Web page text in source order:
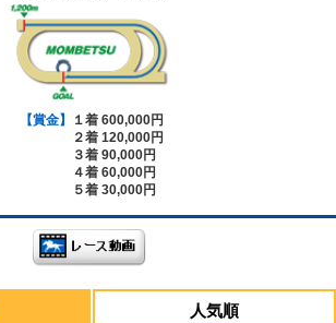
【賞金】
１着 600,000円
２着 120,000円
３着 90,000円
４着 60,000円
５着 30,000円
人気順